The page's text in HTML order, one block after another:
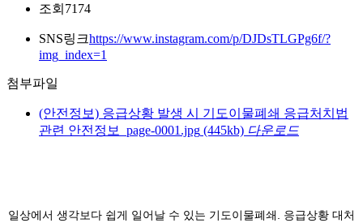
조회 7174
SNS링크https://www.instagram.com/p/DJDsTLGPg6f/?
img_index=1
첨부파일
(안전정보) 응급상황 발생 시 기도이물폐쇄 응급처치법
관련 안전정보_page-0001.jpg (445kb) 다운로드
일상에서 생각보다 쉽게 일어날 수 있는 기도이물폐쇄. 응급상황 대처